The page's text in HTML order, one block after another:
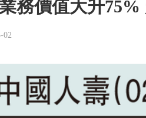
務價值大升75%
02